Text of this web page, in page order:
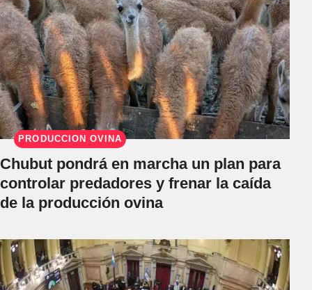
PRODUCCIÓN OVINA
Chubut pondrá en marcha un plan para
controlar predadores y frenar la caída
de la producción ovina